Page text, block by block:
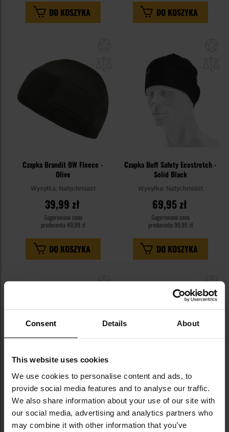
Consent Details About
This website uses cookies
We use cookies to personalise content and ads, to
provide social media features and to analyse our traffic.
We also share information about your use of our site with
our social media, advertising and analytics partners who
may combine it with other information that you’ve
DO KOSZYKA DO KOSZYKA
schowka
Czapka Brandit BW Fleece -
Olive
Wysyłka: Natychmiast
39,99 zł
Sugerowana cena
producenta 49,99 zł
DO KOSZYKA
Czapka Buff Safety Ecostretch -
Solid Black
Wysyłka: Natychmiast
69,95 zł
Sugerowana cena
producenta 99,95 zł
DO KOSZYKA
Dodaj
KOŃCÓWKA SERII
Czapka M-Tac Watch Cap - Olive
Wysyłka:Natychmiast
KOŃCÓWKA SERII
Czapka M-Tac Watch Cap Light
Polartec - Dark Olive
Wysyłka:Natychmiast